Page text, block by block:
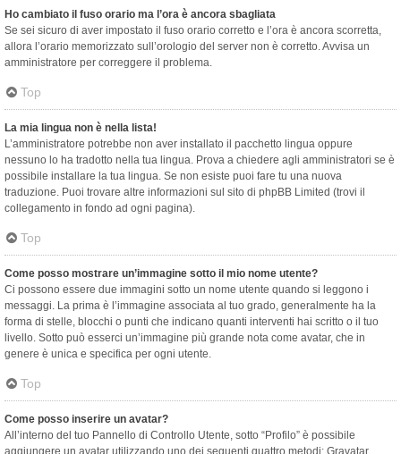
Ho cambiato il fuso orario ma l’ora è ancora sbagliata
Se sei sicuro di aver impostato il fuso orario corretto e l’ora è ancora scorretta,
allora l’orario memorizzato sull’orologio del server non è corretto. Avvisa un
amministratore per correggere il problema.
Top
La mia lingua non è nella lista!
L’amministratore potrebbe non aver installato il pacchetto lingua oppure
nessuno lo ha tradotto nella tua lingua. Prova a chiedere agli amministratori se è
possibile installare la tua lingua. Se non esiste puoi fare tu una nuova
traduzione. Puoi trovare altre informazioni sul sito di phpBB Limited (trovi il
collegamento in fondo ad ogni pagina).
Top
Come posso mostrare un’immagine sotto il mio nome utente?
Ci possono essere due immagini sotto un nome utente quando si leggono i
messaggi. La prima è l’immagine associata al tuo grado, generalmente ha la
forma di stelle, blocchi o punti che indicano quanti interventi hai scritto o il tuo
livello. Sotto può esserci un’immagine più grande nota come avatar, che in
genere è unica e specifica per ogni utente.
Top
Come posso inserire un avatar?
All’interno del tuo Pannello di Controllo Utente, sotto “Profilo” è possibile
aggiungere un avatar utilizzando uno dei seguenti quattro metodi: Gravatar,